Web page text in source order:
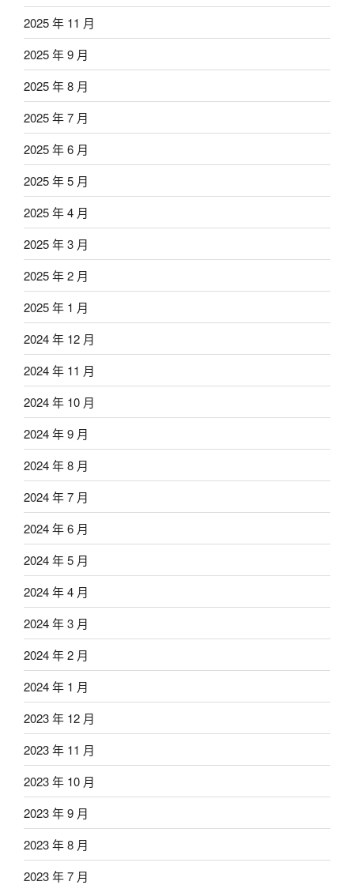
2025 年 11 月
2025 年 9 月
2025 年 8 月
2025 年 7 月
2025 年 6 月
2025 年 5 月
2025 年 4 月
2025 年 3 月
2025 年 2 月
2025 年 1 月
2024 年 12 月
2024 年 11 月
2024 年 10 月
2024 年 9 月
2024 年 8 月
2024 年 7 月
2024 年 6 月
2024 年 5 月
2024 年 4 月
2024 年 3 月
2024 年 2 月
2024 年 1 月
2023 年 12 月
2023 年 11 月
2023 年 10 月
2023 年 9 月
2023 年 8 月
2023 年 7 月